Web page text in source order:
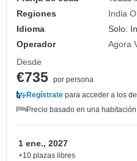
Regiones
India
Idioma
Solo:
Operador
Agora
Desde
€735 por persona
Regístrate para acceder a los
Precio basado en una
1 ene., 2027
+10 plazas libres